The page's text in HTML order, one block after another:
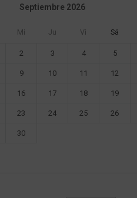
Septiembre 2026
Mi Ju Vi Sá
2 3 4 5
9 10 11 12
16 17 18 19
23 24 25 26
30